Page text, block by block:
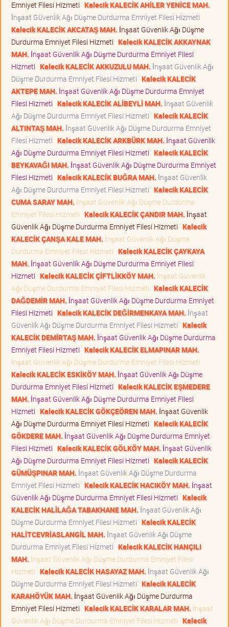
Emniyet Filesi Hizmeti Kalecik KALECİK AHİLER YENİCE MAH.
İnşaat Güvenlik Ağı Düşme Durdurma Emniyet Filesi Hizmeti
Kalecik KALECİK AKCATAŞ MAH. İnşaat Güvenlik Ağı Düşme
Durdurma Emniyet Filesi Hizmeti Kalecik KALECİK AKKAYNAK
MAH. İnşaat Güvenlik Ağı Düşme Durdurma Emniyet Filesi
Hizmeti Kalecik KALECİK AKKUZULU MAH. İnşaat Güvenlik Ağı
Düşme Durdurma Emniyet Filesi Hizmeti Kalecik KALECİK
AKTEPE MAH. İnşaat Güvenlik Ağı Düşme Durdurma Emniyet
Filesi Hizmeti Kalecik KALECİK ALİBEYLİ MAH. İnşaat Güvenlik
Ağı Düşme Durdurma Emniyet Filesi Hizmeti Kalecik KALECİK
ALTINTAŞ MAH. İnşaat Güvenlik Ağı Düşme Durdurma Emniyet
Filesi Hizmeti Kalecik KALECİK ARKBÜRK MAH. İnşaat Güvenlik
Ağı Düşme Durdurma Emniyet Filesi Hizmeti Kalecik KALECİK
BEYKAVAĞI MAH. İnşaat Güvenlik Ağı Düşme Durdurma Emniyet
Filesi Hizmeti Kalecik KALECİK BUĞRA MAH. İnşaat Güvenlik
Ağı Düşme Durdurma Emniyet Filesi Hizmeti Kalecik KALECİK
CUMA SARAY MAH. İnşaat Güvenlik Ağı Düşme Durdurma
Emniyet Filesi Hizmeti Kalecik KALECİK ÇANDIR MAH. İnşaat
Güvenlik Ağı Düşme Durdurma Emniyet Filesi Hizmeti Kalecik
KALECİK ÇANŞA KALE MAH. İnşaat Güvenlik Ağı Düşme
Durdurma Emniyet Filesi Hizmeti Kalecik KALECİK ÇAYKAYA
MAH. İnşaat Güvenlik Ağı Düşme Durdurma Emniyet Filesi
Hizmeti Kalecik KALECİK ÇİFTLİKKÖY MAH. İnşaat Güvenlik
Ağı Düşme Durdurma Emniyet Filesi Hizmeti Kalecik KALECİK
DAĞDEMİR MAH. İnşaat Güvenlik Ağı Düşme Durdurma Emniyet
Filesi Hizmeti Kalecik KALECİK DEĞİRMENKAYA MAH. İnşaat
Güvenlik Ağı Düşme Durdurma Emniyet Filesi Hizmeti Kalecik
KALECİK DEMİRTAŞ MAH. İnşaat Güvenlik Ağı Düşme Durdurma
Emniyet Filesi Hizmeti Kalecik KALECİK ELMAPINAR MAH.
İnşaat Güvenlik Ağı Düşme Durdurma Emniyet Filesi Hizmeti
Kalecik KALECİK ESKİKÖY MAH. İnşaat Güvenlik Ağı Düşme
Durdurma Emniyet Filesi Hizmeti Kalecik KALECİK EŞMEDERE
MAH. İnşaat Güvenlik Ağı Düşme Durdurma Emniyet Filesi
Hizmeti Kalecik KALECİK GÖKÇEÖREN MAH. İnşaat Güvenlik
Ağı Düşme Durdurma Emniyet Filesi Hizmeti Kalecik KALECİK
GÖKDERE MAH. İnşaat Güvenlik Ağı Düşme Durdurma Emniyet
Filesi Hizmeti Kalecik KALECİK GÖLKÖY MAH. İnşaat Güvenlik
Ağı Düşme Durdurma Emniyet Filesi Hizmeti Kalecik KALECİK
GÜMÜŞPINAR MAH. İnşaat Güvenlik Ağı Düşme Durdurma
Emniyet Filesi Hizmeti Kalecik KALECİK HACIKÖY MAH. İnşaat
Güvenlik Ağı Düşme Durdurma Emniyet Filesi Hizmeti Kalecik
KALECİK HALİLAĞA TABAKHANE MAH. İnşaat Güvenlik Ağı
Düşme Durdurma Emniyet Filesi Hizmeti Kalecik KALECİK
HALİTCEVRİASLANGİL MAH. İnşaat Güvenlik Ağı Düşme
Durdurma Emniyet Filesi Hizmeti Kalecik KALECİK HANÇILI
MAH. İnşaat Güvenlik Ağı Düşme Durdurma Emniyet Filesi
Hizmeti Kalecik KALECİK HASAYAZ MAH. İnşaat Güvenlik Ağı
Düşme Durdurma Emniyet Filesi Hizmeti Kalecik KALECİK
KARAHÖYÜK MAH. İnşaat Güvenlik Ağı Düşme Durdurma
Emniyet Filesi Hizmeti Kalecik KALECİK KARALAR MAH. İnşaat
Güvenlik Ağı Düşme Durdurma Emniyet Filesi Hizmeti Kalecik